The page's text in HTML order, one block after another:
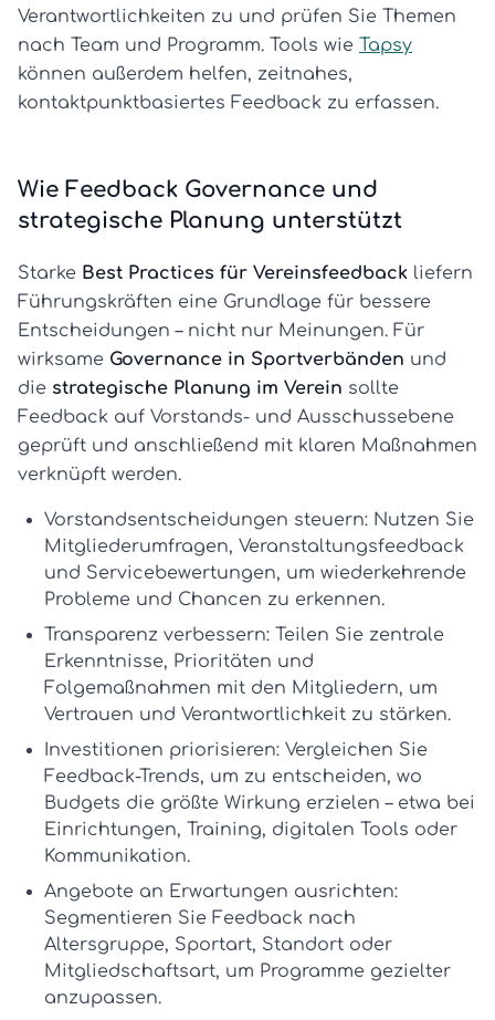
Verantwortlichkeiten zu und prüfen Sie Themen
nach Team und Programm. Tools wie Tapsy
können außerdem helfen, zeitnahes,
kontaktpunktbasiertes Feedback zu erfassen.
Wie Feedback Governance und
strategische Planung unterstützt
Starke Best Practices für Vereinsfeedback liefern
Führungskräften eine Grundlage für bessere
Entscheidungen – nicht nur Meinungen. Für
wirksame Governance in Sportverbänden und
die strategische Planung im Verein sollte
Feedback auf Vorstands- und Ausschussebene
geprüft und anschließend mit klaren Maßnahmen
verknüpft werden.
Vorstandsentscheidungen steuern: Nutzen Sie
Mitgliederumfragen, Veranstaltungsfeedback
und Servicebewertungen, um wiederkehrende
Probleme und Chancen zu erkennen.
Transparenz verbessern: Teilen Sie zentrale
Erkenntnisse, Prioritäten und
Folgemaßnahmen mit den Mitgliedern, um
Vertrauen und Verantwortlichkeit zu stärken.
Investitionen priorisieren: Vergleichen Sie
Feedback-Trends, um zu entscheiden, wo
Budgets die größte Wirkung erzielen – etwa bei
Einrichtungen, Training, digitalen Tools oder
Kommunikation.
Angebote an Erwartungen ausrichten:
Segmentieren Sie Feedback nach
Altersgruppe, Sportart, Standort oder
Mitgliedschaftsart, um Programme gezielter
anzupassen.